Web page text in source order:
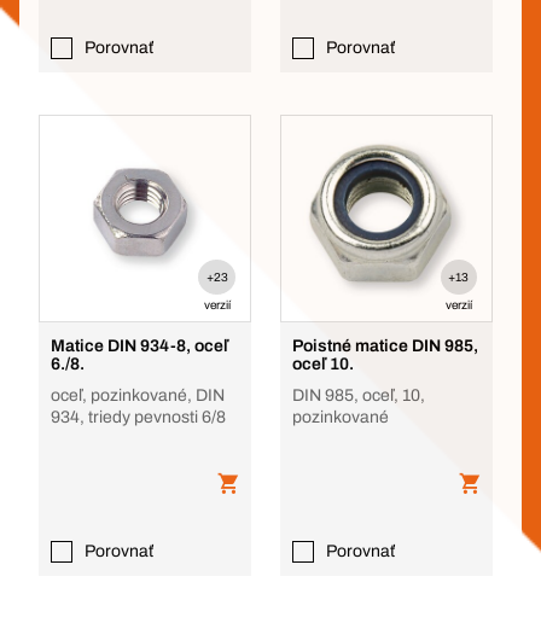
Porovnať Porovnať
+23
verzií
Matice DIN 934-8, oceľ
6./8.
oceľ, pozinkované, DIN
934, triedy pevnosti 6/8
Porovnať
+13
verzií
Poistné matice DIN 985,
oceľ 10.
DIN 985, oceľ, 10,
pozinkované
Porovnať